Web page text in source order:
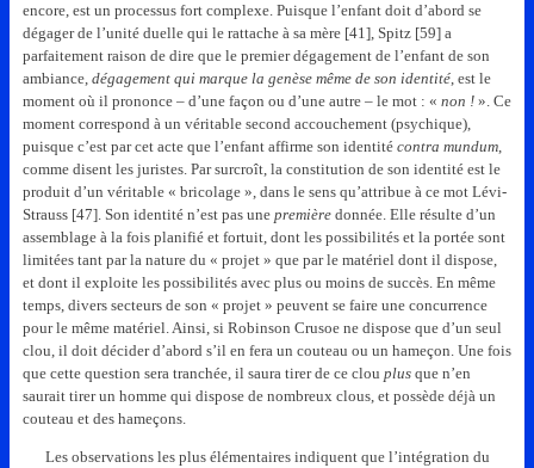
encore, est un processus fort complexe. Puisque l’enfant doit d’abord se
dégager de l’unité duelle qui le rattache à sa mère [41], Spitz [59] a
parfaitement raison de dire que le premier dégagement de l’enfant de son
ambiance, dégagement qui marque la genèse même de son identité, est le
moment où il prononce – d’une façon ou d’une autre – le mot : « non !». Ce
moment correspond à un véritable second accouchement (psychique),
puisque c’est par cet acte que l’enfant affirme son identité contra mundum,
comme disent les juristes. Par surcroît, la constitution de son identité est le
produit d’un véritable « bricolage », dans le sens qu’attribue à ce mot Lévi-
Strauss [47]. Son identité n’est pas une premièredonnée. Elle résulte d’un
assemblage à la fois planifié et fortuit, dont les possibilités et la portée sont
limitées tant par la nature du « projet » que par le matériel dont il dispose,
et dont il exploite les possibilités avec plus ou moins de succès. En même
temps, divers secteurs de son « projet » peuvent se faire une concurrence
pour le même matériel. Ainsi, si Robinson Crusoe ne dispose que d’un seul
clou, il doit décider d’abord s’il en fera un couteau ou un hameçon. Une fois
que cette question sera tranchée, il saura tirer de ce clou plusque n’en
saurait tirer un homme qui dispose de nombreux clous, et possède déjà un
couteau et des hameçons.
Les observations les plus élémentaires indiquent que l’intégration du